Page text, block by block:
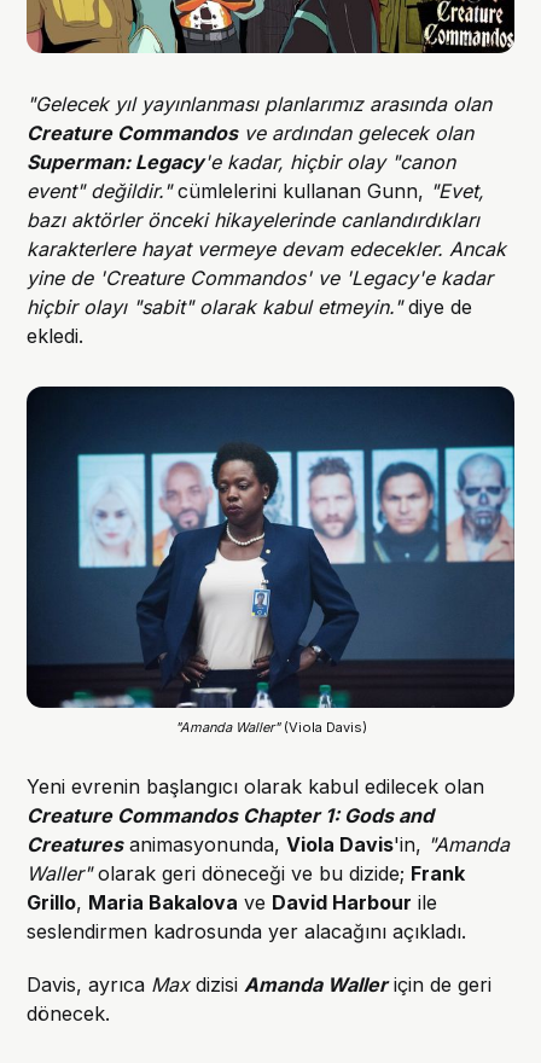
"Gelecek yıl yayınlanması planlarımız arasında olan
Creature Commandosve ardından gelecek olan
Superman: Legacy'e kadar, hiçbir olay "canon
event" değildir."cümlelerini kullanan Gunn, "Evet,
bazı aktörler önceki hikayelerinde canlandırdıkları
karakterlere hayat vermeye devam edecekler. Ancak
yine de 'Creature Commandos' ve 'Legacy'e kadar
hiçbir olayı "sabit" olarak kabul etmeyin."diye de
ekledi.
"Amanda Waller" (Viola Davis)
Yeni evrenin başlangıcı olarak kabul edilecek olan
Creature Commandos Chapter 1: Gods and
Creaturesanimasyonunda,Viola Davis'in, "Amanda
Waller"olarak geri döneceği ve bu dizide; Frank
Grillo, Maria Bakalova ve David Harbour ile
seslendirmen kadrosunda yer alacağını açıkladı.
Davis, ayrıca Maxdizisi Amanda Walleriçin de geri
dönecek.